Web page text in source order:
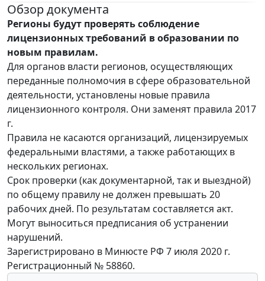
Обзор документа
Регионы будут проверять соблюдение
лицензионных требований в образовании по
новым правилам.
Для органов власти регионов, осуществляющих
переданные полномочия в сфере образовательной
деятельности, установлены новые правила
лицензионного контроля. Они заменят правила 2017
г.
Правила не касаются организаций, лицензируемых
федеральными властями, а также работающих в
нескольких регионах.
Срок проверки (как документарной, так и выездной)
по общему правилу не должен превышать 20
рабочих дней. По результатам составляется акт.
Могут выноситься предписания об устранении
нарушений.
Зарегистрировано в Минюсте РФ 7 июля 2020 г.
Регистрационный № 58860.